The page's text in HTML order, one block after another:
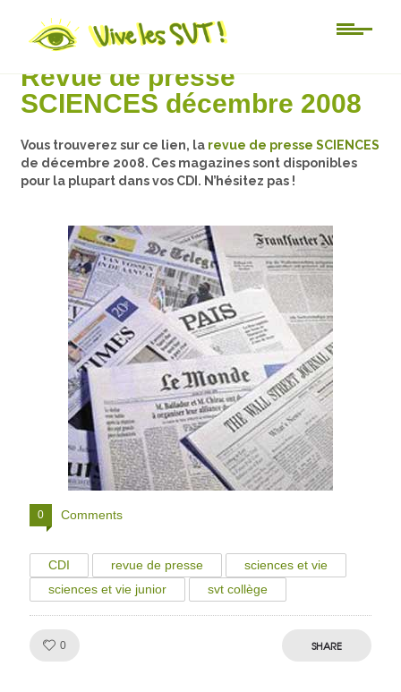
Au jour le jour
Revue de presse
SCIENCES décembre 2008
Vous trouverez sur ce lien, la revue de presse SCIENCES
de décembre 2008. Ces magazines sont disponibles
pour la plupart dans vos CDI. N’hésitez pas !
0 Comments
CDI revue de presse
sciences et vie
sciences et vie junior
svt collège
0 SHARE